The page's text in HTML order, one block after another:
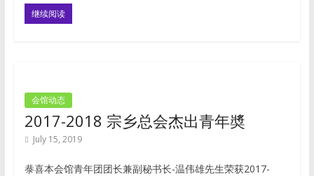
继续阅读
会馆动态
2017-2018 宗乡总会杰出青年奬
July 15, 2019
㳟喜本会馆青年团团长兼副秘书长-温伟雄先生荣获2017-